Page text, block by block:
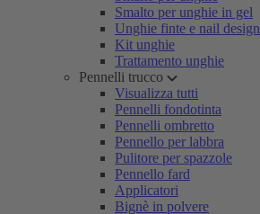
Smalto per unghie in gel
Unghie finte e nail design
Kit unghie
Trattamento unghie
Pennelli trucco
Visualizza tutti
Pennelli fondotinta
Pennelli ombretto
Pennello per labbra
Pulitore per spazzole
Pennello fard
Applicatori
Bignè in polvere